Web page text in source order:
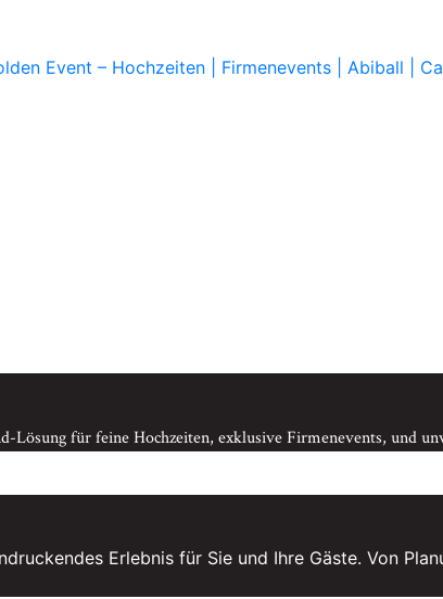
für feine Hochzeiten, exklusive Firmenevents, und
Erlebnis für Sie und Ihre Gäste. Von